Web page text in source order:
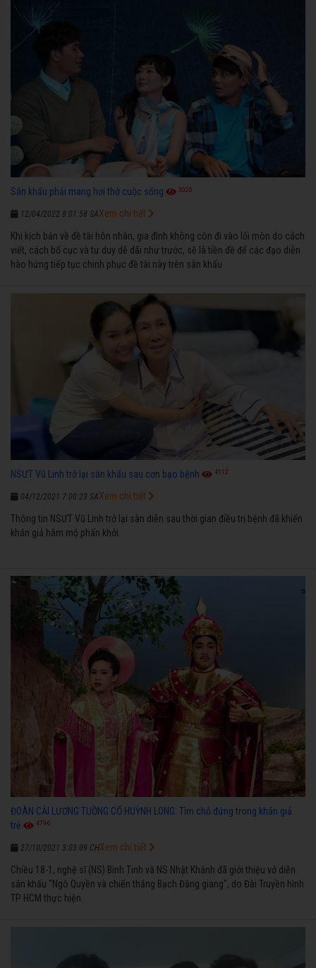
Sân khấu phải mang hơi thở cuộc sống 3025
12/04/2022 8:01:58 SA
Khi kịch bản về đề tài hôn nhân, gia đình không còn đi vào lối mòn do cách
viết, cách bố cục và tư duy dễ dãi như trước, sẽ là tiền đề để các đạo diễn
hào hứng tiếp tục chinh phục đề tài này trên sân khấu
Xem chi tiết
NSƯT Vũ Linh trở lại sân khấu sau cơn bạo bệnh 4112
04/12/2021 7:00:23 SA
Thông tin NSƯT Vũ Linh trở lại sàn diễn sau thời gian điều trị bệnh đã khiến
khán giả hâm mộ phấn khởi.
Xem chi tiết
ĐOÀN CẢI LƯƠNG TUỒNG CỔ HUỲNH LONG: Tìm chỗ đứng trong khán giả
trẻ
4796
27/10/2021 3:03:09 CH
Chiều 18-1, nghệ sĩ (NS) Bình Tinh và NS Nhật Khánh đã giới thiệu vở diễn
sân khấu "Ngô Quyền và chiến thắng Bạch Đằng giang", do Đài Truyền hình
TP HCM thực hiện.
Xem chi tiết